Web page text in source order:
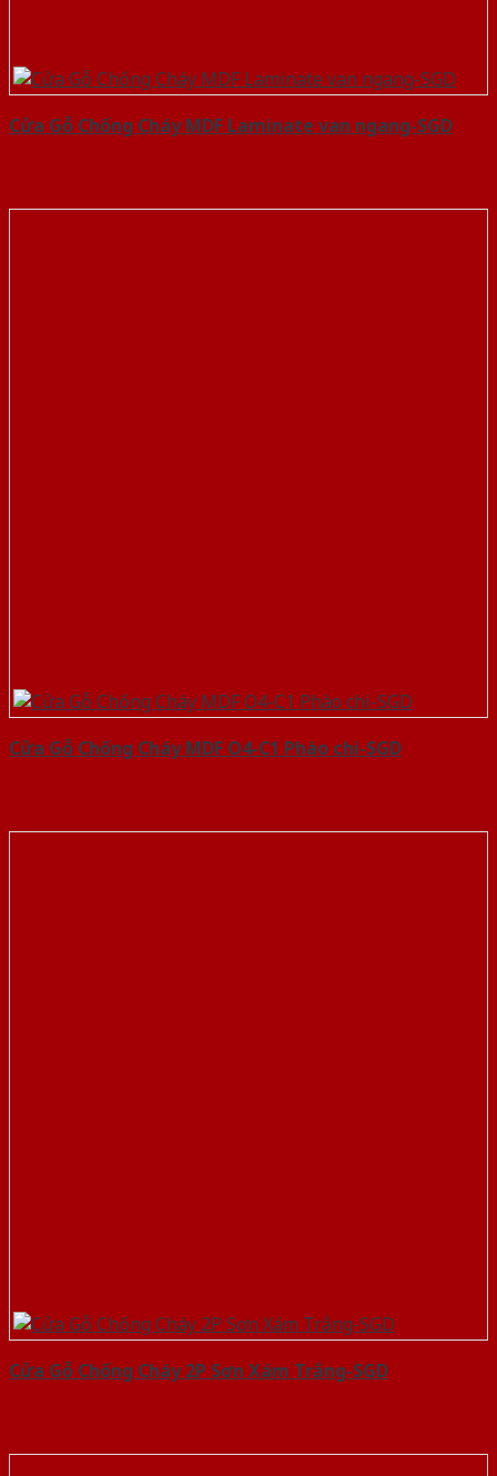
Cửa Gỗ Chống Cháy MDF Laminate van ngang-SGD
Cửa Gỗ Chống Cháy MDF O4-C1 Phào chi-SGD
Cửa Gỗ Chống Cháy 2P Sơn Xám Trắng-SGD